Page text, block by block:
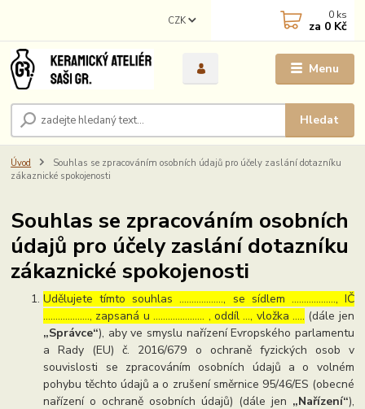
Menu
CZK
Hledat
0 ks
za 0 Kč
Úvod
Souhlas se zpracováním osobních údajů pro účely zaslání dotazníku
zákaznické spokojenosti
Souhlas se zpracováním osobních
údajů pro účely zaslání dotazníku
zákaznické spokojenosti
Udělujete tímto souhlas ……………..., se sídlem ………………, IČ
………………., zapsaná u ………………… , oddíl …, vložka ….. (dále jen
„Správce“), aby ve smyslu nařízení Evropského parlamentu
a Rady (EU) č. 2016/679 o ochraně fyzických osob v
souvislosti se zpracováním osobních údajů a o volném
pohybu těchto údajů a o zrušení směrnice 95/46/ES (obecné
nařízení o ochraně osobních údajů) (dále jen „Nařízení“),